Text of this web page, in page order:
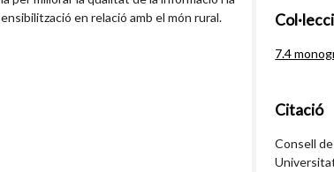
en relació amb el món rural.
7.4
Citació
Consell